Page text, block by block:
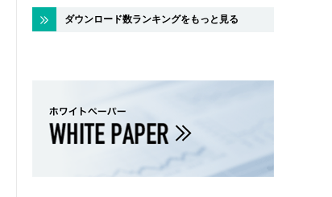
ダウンロード数ランキングをもっと見る